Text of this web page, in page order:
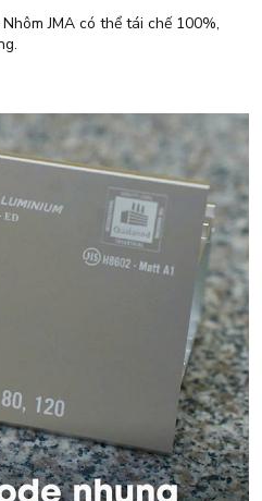
Nhôm JMA có thể tái chế 100%,